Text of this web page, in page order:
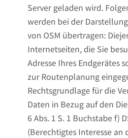
Server geladen wird.
werden bei der
von OSM übertragen:
Internetseiten, die Sie
Adresse Ihres Endgerätes
zur Routenplanung
Rechtsgrundlage für die
Daten in Bezug auf den
6 Abs. 1 S. 1 Buchstabe f)
(Berechtigtes Interesse an